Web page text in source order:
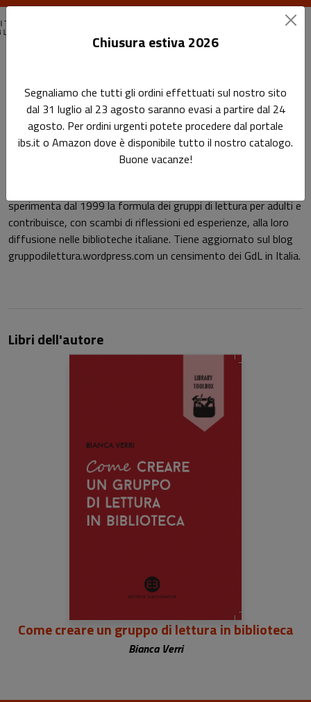
Bianca Verri
Pagina di Bianca Verri
sperimenta dal 1999 la formula dei gruppi di lettura per adulti e
contribuisce, con scambi di riflessioni ed esperienze, alla loro
diffusione nelle biblioteche italiane. Tiene aggiornato sul blog
gruppodilettura.wordpress.com un censimento dei GdL in Italia.
Libri dell'autore
Come creare un gruppo di lettura in biblioteca
Bianca Verri
Chiusura estiva 2026
Segnaliamo che tutti gli ordini effettuati sul nostro sito
dal 31 luglio al 23 agosto saranno evasi a partire dal 24
agosto. Per ordini urgenti potete procedere dal portale
ibs.it o Amazon dove è disponibile tutto il nostro catalogo.
Buone vacanze!